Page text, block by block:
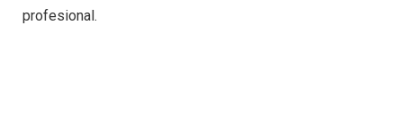
profesional.